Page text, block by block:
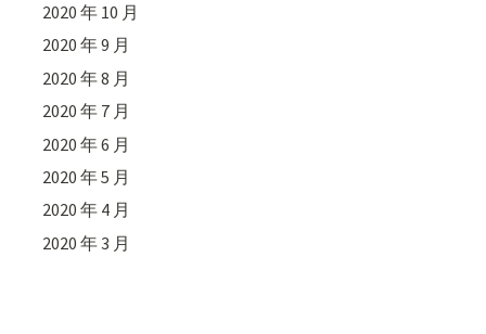
2020 年 10 月
2020 年 9 月
2020 年 8 月
2020 年 7 月
2020 年 6 月
2020 年 5 月
2020 年 4 月
2020 年 3 月